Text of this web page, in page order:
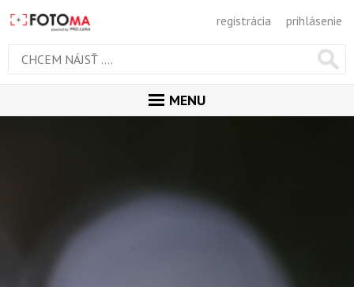
registrácia prihlásenie
MENU
GALÉRIA